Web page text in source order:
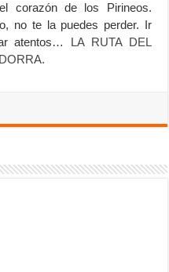
corazón de los Pirineos.
no te la puedes perder. Ir
atentos… LA RUTA DEL